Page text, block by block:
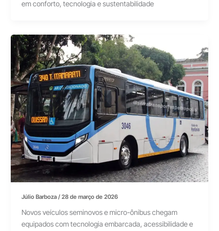
em conforto, tecnologia e sustentabilidade
Júlio Barboza/28 de março de 2026
Novos veículos seminovos e micro-ônibus chegam
equipados com tecnologia embarcada, acessibilidade e